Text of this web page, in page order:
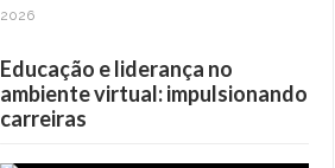
2026
Educação e liderança no
ambiente virtual: impulsionando
carreiras